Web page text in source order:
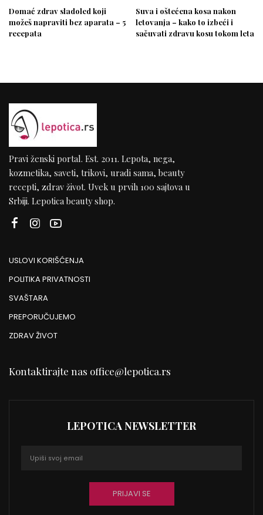
Domać zdrav sladoled koji
možeš napraviti bez aparata – 5
recepata
Suva i oštećena kosa nakon
letovanja – kako to izbeći i
sačuvati zdravu kosu tokom leta
Pravi ženski portal. Est. 2011. Lepota, nega,
kozmetika, saveti, trikovi, uradi sama, beauty
recepti, zdrav život. Uvek u prvih 100 sajtova u
Srbiji. Lepotica beauty shop.
USLOVI KORIŠĆENJA
POLITIKA PRIVATNOSTI
SVAŠTARA
PREPORUČUJEMO
ZDRAV ŽIVOT
Kontaktirajte nas office@lepotica.rs
LEPOTICA NEWSLETTER